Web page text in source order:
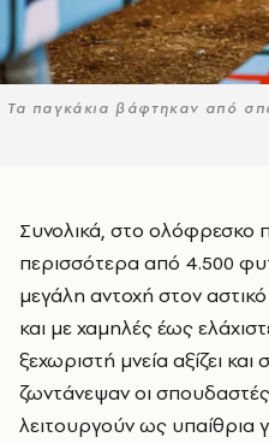
Τα παγκάκια βάφτηκαν από
Συνολικά, στο ολόφρεσκο πάρκο έχουν φυτευτεί
περισσότερα από 4.500
μεγάλη αντοχή στον
και με χαμηλές έως
ξεχωριστή μνεία αξίζει
ζωντάνεψαν οι
λειτουργούν ως υπαίθρια